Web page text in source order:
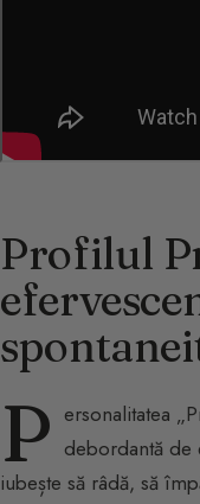
Profilul
P ersonalitatea
debordantă de
iubește să râdă, să